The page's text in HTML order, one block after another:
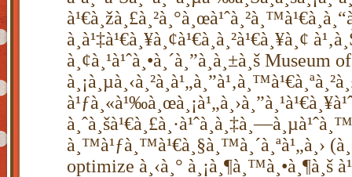
à¸à¹‡à¹€à¸¥à¸¢à¹€à¸­à¸²à¹€à¸¥à¸¢
à¸¢à¸¹à¹ˆà¸•à¸´à¸”à¸à¸±à¸š
à¸™à¹ƒà¸™à¹€à¸§à¸™à¸´à¸ªà¹„à¸›
optimize à¸‹à¸° à¸¡à¸¶à¸™à¸•à¸¶à¸š